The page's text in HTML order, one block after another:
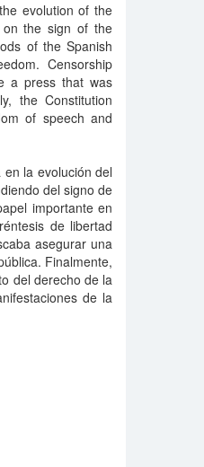
evolution of the
on the sign of the
of the Spanish
Censorship
a press that was
the Constitution
of speech and
la evolución del
del signo de
importante en
de libertad
asegurar una
Finalmente,
del derecho de la
de la